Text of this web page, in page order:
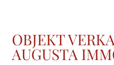
OBJEKT
AUGUSTA